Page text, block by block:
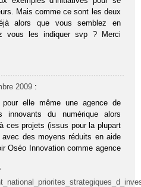
Mais comme ce sont les deux
alors que vous semblez en
vous les indiquer svp ? Merci
2009 :
elle même une agence de
innovants du numérique alors
ces projets (issus pour la plupart
des moyens réduits en aide
Oséo Innovation comme agence